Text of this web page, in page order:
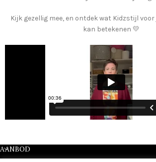
Kijk gezellig mee, en ontdek wat Kidzstijl
kan betekenen 💛
AANBOD